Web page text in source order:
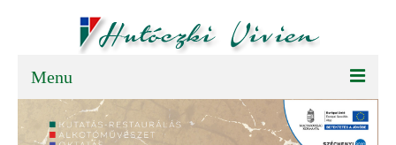
Menu
FŐOLDAL